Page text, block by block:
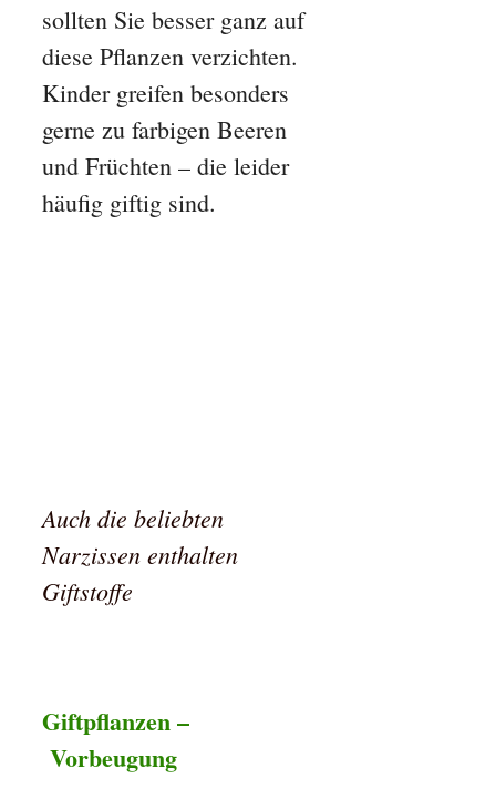
sollten Sie besser ganz auf
diese Pflanzen verzichten.
Kinder greifen besonders
gerne zu farbigen Beeren
und Früchten – die leider
häufig giftig sind.
Auch die beliebten
Narzissen enthalten
Giftstoffe
Giftpflanzen –
Vorbeugung